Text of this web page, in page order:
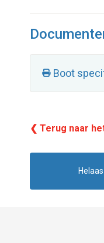
Boot
❮ Terug naar